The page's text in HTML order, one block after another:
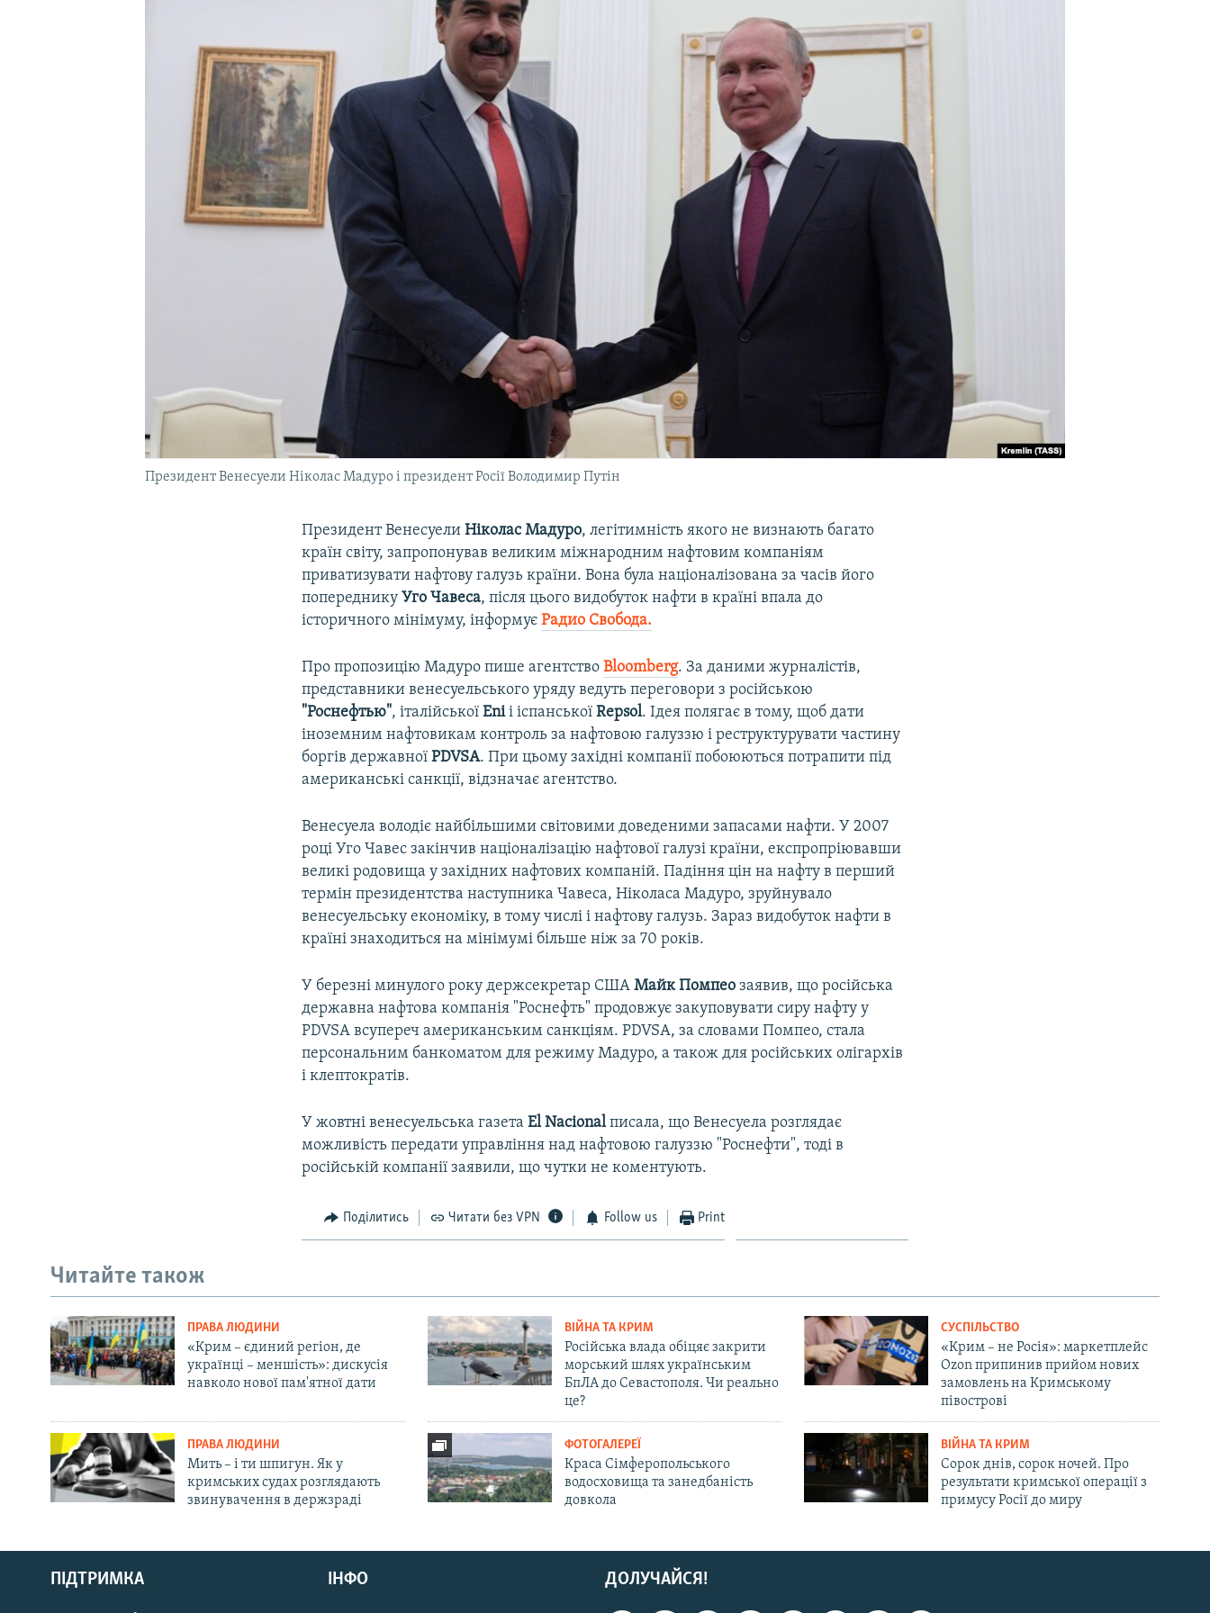
Русский
Qırımtatar
Президент Венесуели Ніколас Мадуро і президент Росії Володимир Путін
Президент ВенесуелиНіколас Мадуро, легітимність якого не визнають багато
країн світу, запропонував великим міжнародним нафтовим компаніям
приватизувати нафтову галузь країни. Вона була націоналізована за часів його
попередникуУго Чавеса, після цього видобуток нафти в країні впала до
історичного мінімуму, інформуєРадио Свобода.
Про пропозицію Мадуро пише агентствоBloomberg. За даними журналістів,
представники венесуельського уряду ведуть переговори з російською
"Роснефтью", італійськоїEniі іспанськоїRepsol. Ідея полягає в тому, щоб дати
іноземним нафтовикам контроль за нафтовою галуззю і реструктурувати частину
боргів державноїPDVSA. При цьому західні компанії побоюються потрапити під
американські санкції, відзначає агентство.
Венесуела володіє найбільшими світовими доведеними запасами нафти. У 2007
році Уго Чавес закінчив націоналізацію нафтової галузі країни, експропріювавши
великі родовища у західних нафтових компаній. Падіння цін на нафту в перший
термін президентства наступника Чавеса, Ніколаса Мадуро, зруйнувало
венесуельську економіку, в тому числі і нафтову галузь. Зараз видобуток нафти в
країні знаходиться на мінімумі більше ніж за 70 років.
У березні минулого року держсекретар СШАМайк Помпеозаявив, що російська
державна нафтова компанія "Роснефть" продовжує закуповувати сиру нафту у
PDVSA всупереч американським санкціям. PDVSA, за словами Помпео, стала
персональним банкоматом для режиму Мадуро, а також для російських олігархів
і клептократів.
У жовтні венесуельська газетаEl Nacionalписала, що Венесуела розглядає
можливість передати управління над нафтовою галуззю "Роснефти", тоді в
російській компанії заявили, що чутки не коментують.
Поділитись Читати без VPN Follow us Print
Читайте також
ПРАВА ЛЮДИНИ
«Крим – єдиний регіон, де
українці – меншість»: дискусія
навколо нової пам'ятної дати
ВІЙНА ТА КРИМ
Російська влада обіцяє закрити
морський шлях українським
БпЛА до Севастополя. Чи реально
це?
СУСПІЛЬСТВО
«Крим – не Росія»: маркетплейс
Ozon припинив прийом нових
замовлень на Кримському
півострові
ПРАВА ЛЮДИНИ
Мить – і ти шпигун. Як у
кримських судах розглядають
звинувачення в держзраді
ФОТОГАЛЕРЕЇ
Краса Сімферопольського
водосховища та занедбаність
довкола
ВІЙНА ТА КРИМ
Сорок днів, сорок ночей. Про
результати кримської операції з
примусу Росії до миру
ДОЛУЧАЙСЯ!
ПІДТРИМКА ІНФО